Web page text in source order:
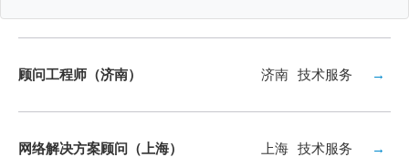
顾问工程师（济南） 济南 技术服务 →
网络解决方案顾问（上海） 上海 技术服务 →